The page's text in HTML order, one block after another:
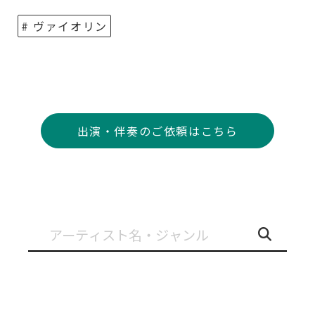
# ヴァイオリン
出演・伴奏のご依頼はこちら